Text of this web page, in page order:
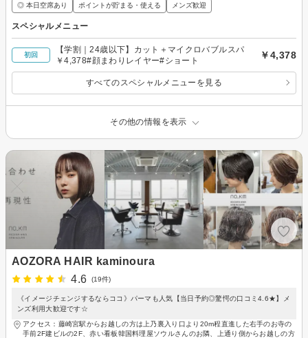
◎ 本日空席あり ポイントが貯まる・使える メンズ歓迎
スペシャルメニュー
初回
【学割｜24歳以下】カット＋マイクロバブルスパ
￥4,378#顔まわりレイヤー#ショート
￥4,378
すべてのスペシャルメニューを見る
その他の情報を表示
AOZORA HAIR kaminoura
4.6
(19件)
《イメージチェンジするならココ》パーマも人気【当日予約◎驚愕の口コミ4.6★】メ
ンズ利用大歓迎です☆
アクセス：藤崎宮駅からお越しの方は上乃裏入り口より20m程直進した右手のお寺の
手前2F建ビルの2F、赤い看板韓国料理屋ソウルさんのお隣、上通り側からお越しの方